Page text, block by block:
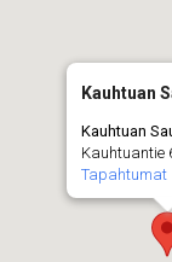
Kauhtuan
Kauhtuan
Kauhtuantie
Tapahtumat